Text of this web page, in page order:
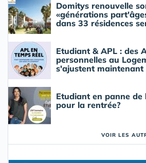
Domitys renouvelle
«générations
dans 33 résidences
Etudiant & APL : des
personnelles au
s'ajustent maintenant
Etudiant en panne de
pour la rentrée?
VOIR LES